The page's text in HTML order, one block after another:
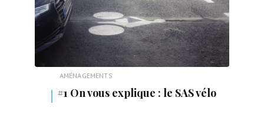
AMÉNAGEMENTS
#1 On vous explique : le SAS vélo